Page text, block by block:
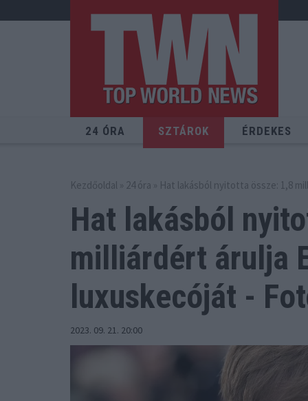
24 ÓRA SZTÁROK ÉRDEKES
Kezdőoldal » 24 óra » Hat lakásból nyitotta össze: 1,8
Hat lakásból
milliárdért árulja
luxuskecóját -
2023. 09. 21. 20:00